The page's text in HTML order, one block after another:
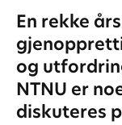
En rekke
og
NTNU er
diskuteres